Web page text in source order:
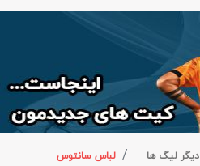
دیگر لیگ ها لباس سانتوس